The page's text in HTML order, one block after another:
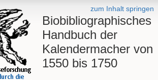
zum Inhalt springen
Biobibliographisches
Handbuch der
Kalendermacher von
1550 bis 1750